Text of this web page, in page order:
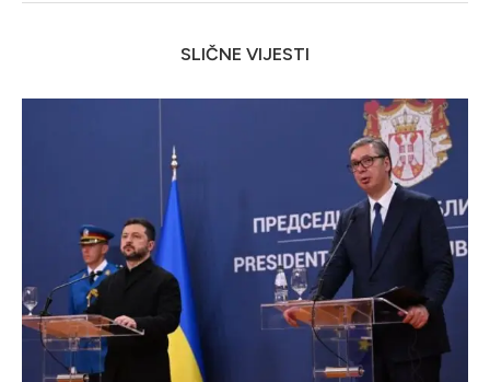
SLIČNE VIJESTI